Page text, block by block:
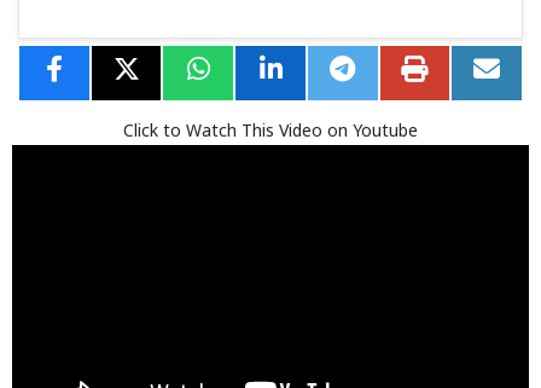
Click to Watch This Video on Youtube